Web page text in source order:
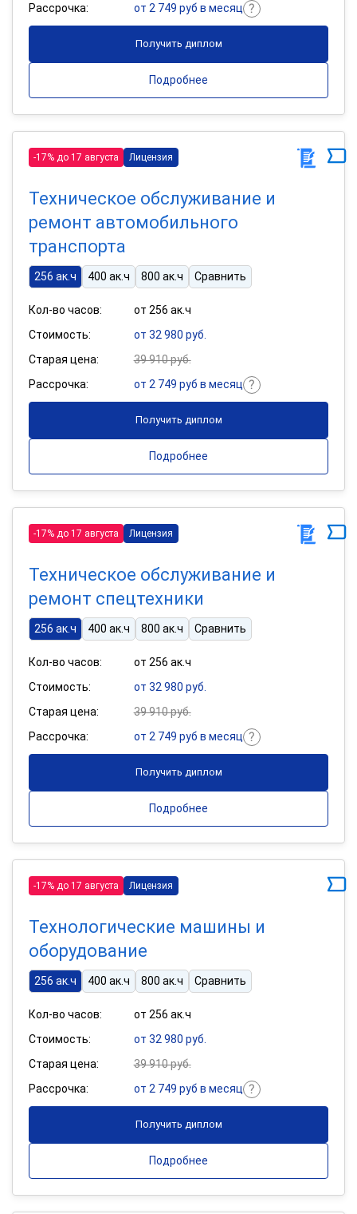
Рассрочка:
от 2 749 руб в месяц
Получить диплом
Подробнее
-17% до 17 августа Лицензия
Техническое обслуживание и
ремонт автомобильного
транспорта
256 ак.ч 400 ак.ч 800 ак.ч Сравнить
Кол-во часов:
от 256 ак.ч
Стоимость:
от 32 980 руб.
Старая цена:
39 910 руб.
Рассрочка:
от 2 749 руб в месяц
Получить диплом
Подробнее
-17% до 17 августа Лицензия
Техническое обслуживание и
ремонт спецтехники
256 ак.ч 400 ак.ч 800 ак.ч Сравнить
Кол-во часов:
от 256 ак.ч
Стоимость:
от 32 980 руб.
Старая цена:
39 910 руб.
Рассрочка:
от 2 749 руб в месяц
Получить диплом
Подробнее
-17% до 17 августа Лицензия
Технологические машины и
оборудование
256 ак.ч 400 ак.ч 800 ак.ч Сравнить
Кол-во часов:
от 256 ак.ч
Стоимость:
от 32 980 руб.
Старая цена:
39 910 руб.
Рассрочка:
от 2 749 руб в месяц
Получить диплом
Подробнее